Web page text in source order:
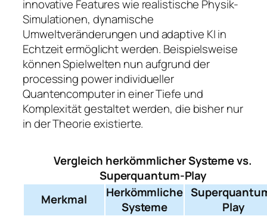
innovative Features wie realistische Physik-
Simulationen, dynamische
Umweltveränderungen und adaptive KI in
Echtzeit ermöglicht werden. Beispielsweise
können Spielwelten nun aufgrund der
processing power individueller
Quantencomputer in einer Tiefe und
Komplexität gestaltet werden, die bisher nur
in der Theorie existierte.
Vergleich herkömmlicher Systeme vs.
Superquantum-Play
Merkmal
Herkömmliche
Systeme
Play